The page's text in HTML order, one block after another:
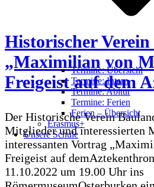
Termine: Übersicht
Termine: Intern
Termine: Abitur
Termine: Ferien
Ferien – Übersicht
Erasmus+
Unsere Schule
Historischer
„Maximilian von
Freigeist auf dem
Der Historische Verein
Mitglieder und interessierten
interessanten Vortrag
Freigeist auf
11.10.2022 um 19.00 Uhr ins